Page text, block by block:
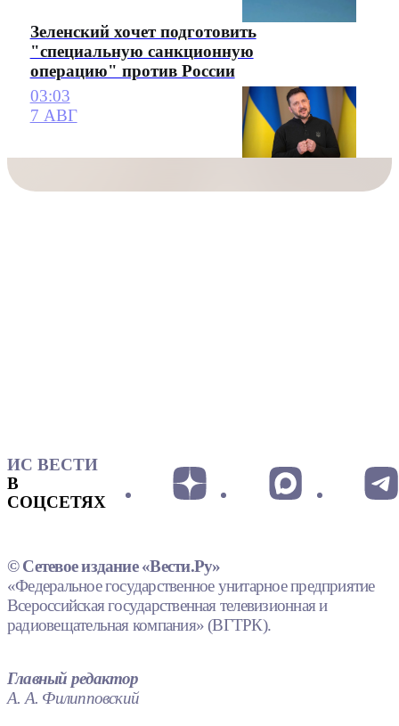
Зеленский хочет подготовить
"специальную санкционную
операцию" против России
03:03
7 АВГ
ИС ВЕСТИ
В
СОЦСЕТЯХ
© Сетевое издание «Вести.Ру»
«Федеральное государственное унитарное предприятие
Всероссийская государственная телевизионная и
радиовещательная компания» (ВГТРК).
Главный редактор
А. А. Филипповский